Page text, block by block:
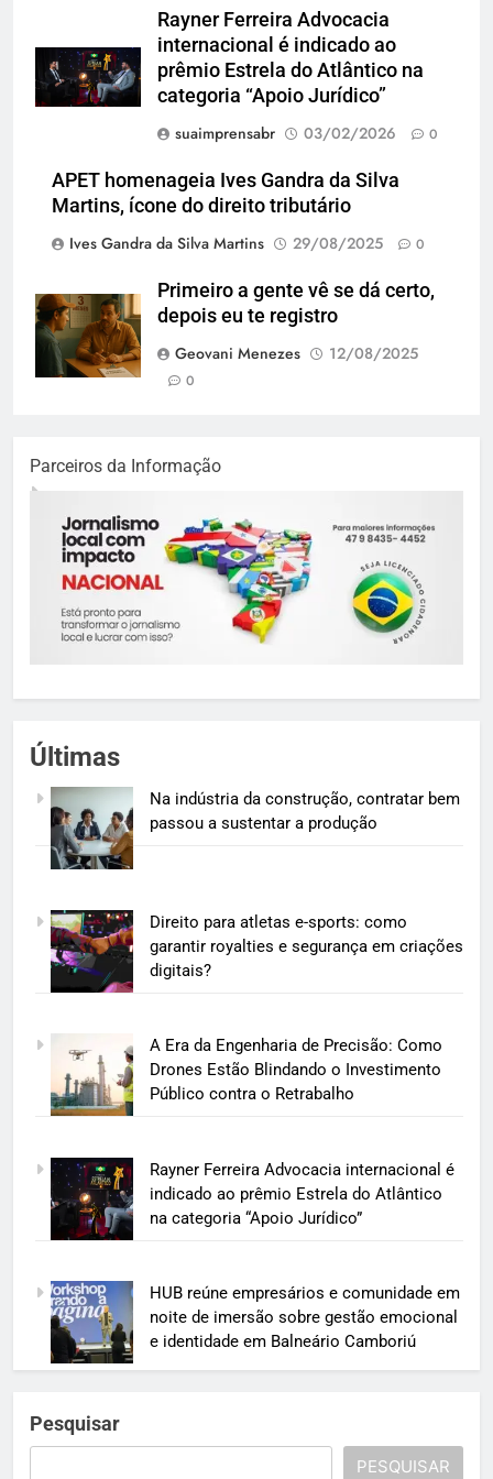
Rayner Ferreira Advocacia
internacional é indicado ao
prêmio Estrela do Atlântico na
categoria “Apoio Jurídico”
suaimprensabr
03/02/2026 0
APET homenageia Ives Gandra da Silva
Martins, ícone do direito tributário
Ives Gandra da Silva Martins
29/08/2025 0
Primeiro a gente vê se dá certo,
depois eu te registro
Geovani Menezes
12/08/2025
0
Parceiros da Informação
Últimas
Na indústria da construção, contratar bem
passou a sustentar a produção
Direito para atletas e-sports: como
garantir royalties e segurança em criações
digitais?
A Era da Engenharia de Precisão: Como
Drones Estão Blindando o Investimento
Público contra o Retrabalho
Rayner Ferreira Advocacia internacional é
indicado ao prêmio Estrela do Atlântico
na categoria “Apoio Jurídico”
HUB reúne empresários e comunidade em
noite de imersão sobre gestão emocional
e identidade em Balneário Camboriú
Pesquisar
PESQUISAR